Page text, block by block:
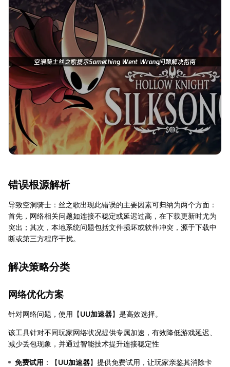
错误根源解析
导致空洞骑士：丝之歌出现此错误的主要因素可归纳为两个方面：
首先，网络相关问题如连接不稳定或延迟过高，在下载更新时尤为
突出；其次，本地系统问题包括文件损坏或软件冲突，源于下载中
断或第三方程序干扰。
解决策略分类
网络优化方案
针对网络问题，使用【UU加速器】是高效选择。
该工具针对不同玩家网络状况提供专属加速，有效降低游戏延迟、
减少丢包现象，并通过智能技术提升连接稳定性
免费试用 ：【UU加速器】提供免费试用，让玩家亲鉴其消除卡